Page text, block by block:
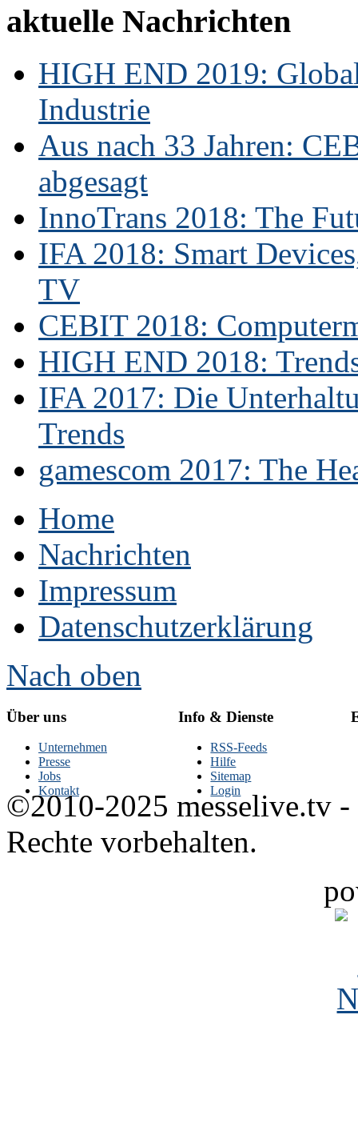
aktuelle Nachrichten
HIGH END 2019:
Industrie
Aus nach 33 Jahren:
abgesagt
InnoTrans 2018: The
IFA 2018: Smart
TV
CEBIT 2018:
HIGH END 2018:
IFA 2017: Die
Trends
gamescom 2017: The
Home
Nachrichten
Impressum
Datenschutzerklärung
Nach oben
Über uns
Unternehmen
Presse
Jobs
Kontakt
Info & Dienste
RSS-Feeds
Hilfe
Sitemap
Login
©2010-2025 messelive.tv -
Rechte vorbehalten.